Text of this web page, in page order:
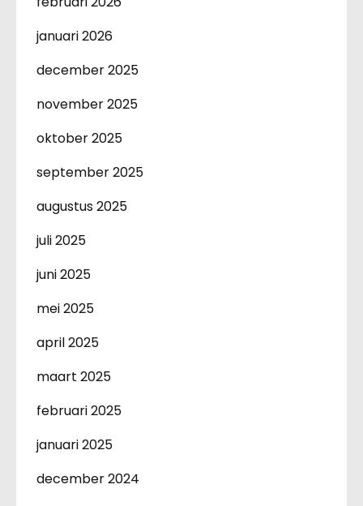
januari 2026
december 2025
november 2025
oktober 2025
september 2025
augustus 2025
juli 2025
juni 2025
mei 2025
april 2025
maart 2025
februari 2025
januari 2025
december 2024